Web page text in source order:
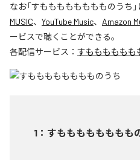
なお「すもももももももものうち
MUSIC、 YouTube Music、 Amazon
ービスで聴くことができる。
各配信サービス： すもももももも
1 ： すもももももももも